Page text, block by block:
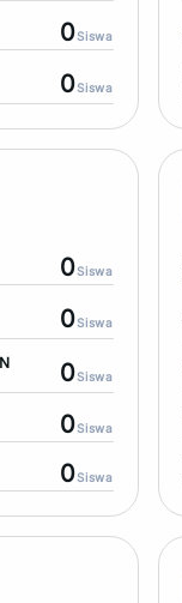
0Siswa
0Siswa
0Siswa
0Siswa
0Siswa
0Siswa
0Siswa